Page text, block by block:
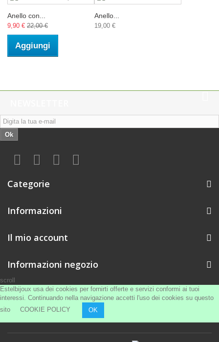
Anello con...
9,90 € 22,00 €
Aggiungi
Anello...
19,00 €
Ok
Categorie
Informazioni
Il mio account
Informazioni negozio
scroll
Estelbijoux usa dei cookies per fornirti offerte e servizi conformi ai tuoi
interessi. Continuando nella navigazione accetti l'uso dei cookies su questo
sito COOKIE POLICY OK